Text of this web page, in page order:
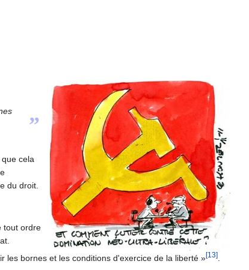
”
cela
du droit.
tout ordre
les bornes et les conditions d'exercice de la liberté »[13].